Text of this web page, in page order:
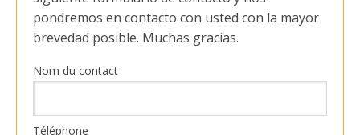
pondremos en contacto con usted con la mayor
brevedad posible. Muchas gracias.
Nom du contact
Téléphone